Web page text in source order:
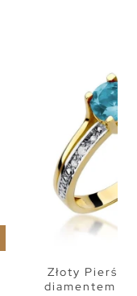
Złoty
diamentem